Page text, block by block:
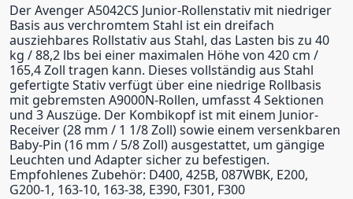
Der Avenger A5042CS Junior-Rollenstativ mit niedriger
Basis aus verchromtem Stahl ist ein dreifach
ausziehbares Rollstativ aus Stahl, das Lasten bis zu 40
kg / 88,2 lbs bei einer maximalen Höhe von 420 cm /
165,4 Zoll tragen kann. Dieses vollständig aus Stahl
gefertigte Stativ verfügt über eine niedrige Rollbasis
mit gebremsten A9000N-Rollen, umfasst 4 Sektionen
und 3 Auszüge. Der Kombikopf ist mit einem Junior-
Receiver (28 mm / 1 1/8 Zoll) sowie einem versenkbaren
Baby-Pin (16 mm / 5/8 Zoll) ausgestattet, um gängige
Leuchten und Adapter sicher zu befestigen.
Empfohlenes Zubehör: D400, 425B, 087WBK, E200,
G200-1, 163-10, 163-38, E390, F301, F300